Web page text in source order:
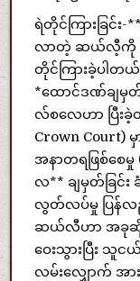
ရဲတိုင်ကြားခြင်
လာတဲ့ ဆယ်လီ့ကို က
တိုင်ကြားခဲ့ပါတယ်
*ထောင်ဒဏ်ချမှ
လ်စလေဟာ ပြီး
Crown Court)
အနာတရဖြစ်စေ
လ** ချမှတ်ခြင်း
လွတ်လပ်မှု ပြန်လ
ဆယ်လီဟာ အခုဆို
ဝေးသွားပြီး သူ
လမ်းလျှောက် အ